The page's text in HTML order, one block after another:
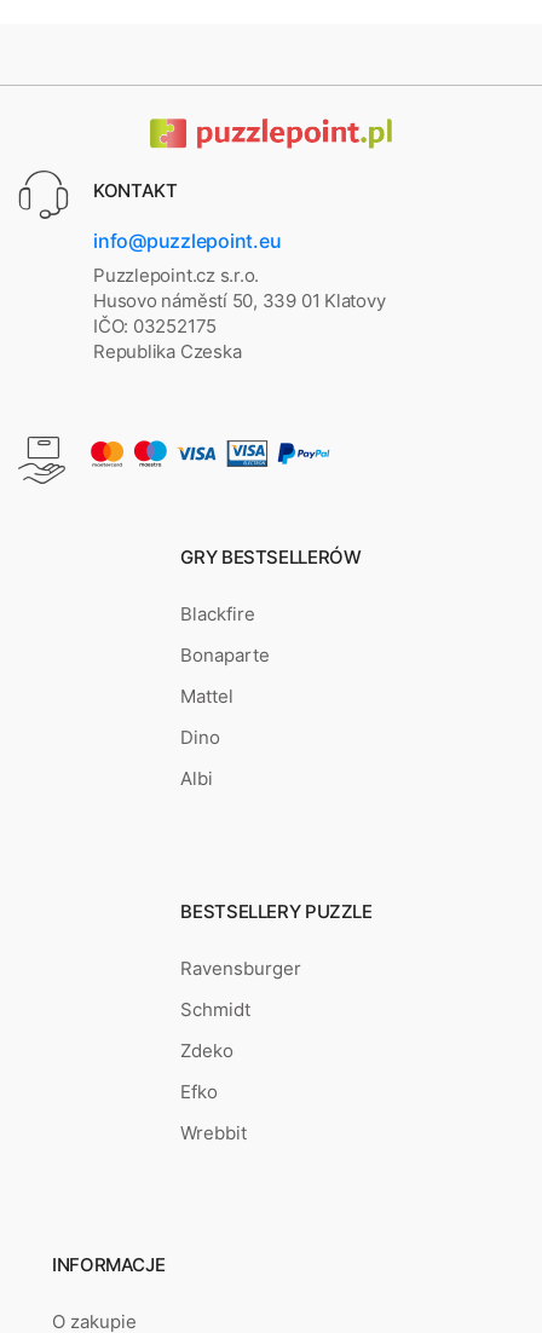
KONTAKT
info@puzzlepoint.eu
Puzzlepoint.cz s.r.o.
Husovo náměstí 50, 339 01 Klatovy
IČO: 03252175
Republika Czeska
GRY BESTSELLERÓW
Blackfire
Bonaparte
Mattel
Dino
Albi
BESTSELLERY PUZZLE
Ravensburger
Schmidt
Zdeko
Efko
Wrebbit
INFORMACJE
O zakupie